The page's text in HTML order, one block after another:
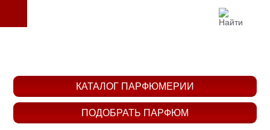
ПОДОБРАТЬ ПАРФЮМ
КАТАЛОГ ПАРФЮМЕРИИ